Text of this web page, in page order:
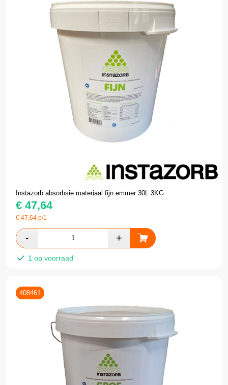
Instazorb absorbsie materiaal fijn emmer 30L 3KG
€ 47,64
€47,64 p/1
1 op voorraad
408461